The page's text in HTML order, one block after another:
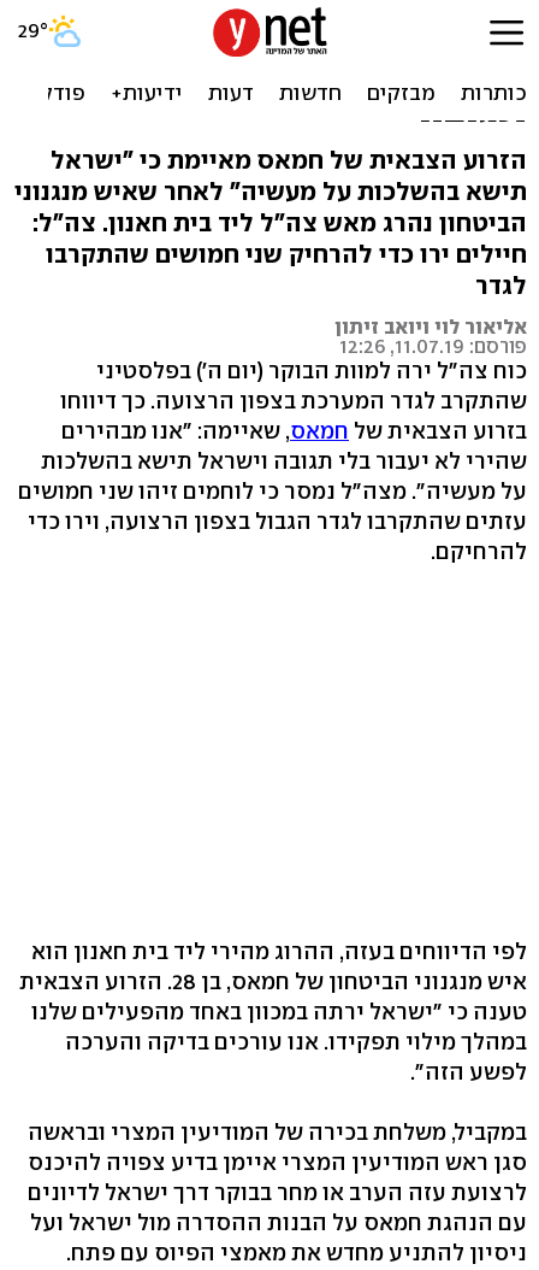
צה"ל ירה למוות באיש חמאס
בגבול עזה: "לא יעבור בלי
תגובה"
הזרוע הצבאית של חמאס מאיימת כי "ישראל
תישא בהשלכות על מעשיה" לאחר שאיש מנגנוני
הביטחון נהרג מאש צה"ל ליד בית חאנון. צה"ל:
חיילים ירו כדי להרחיק שני חמושים שהתקרבו
לגדר
אליאור לוי ויואב זיתון
פורסם: 11.07.19, 12:26
כוח צה"ל ירה למוות הבוקר (יום ה') בפלסטיני
שהתקרב לגדר המערכת בצפון הרצועה. כך דיווחו
בזרוע הצבאית של חמאס, שאיימה: "אנו מבהירים
שהירי לא יעבור בלי תגובה וישראל תישא בהשלכות
על מעשיה". מצה"ל נמסר כי לוחמים זיהו שני חמושים
עזתים שהתקרבו לגדר הגבול בצפון הרצועה, וירו כדי
להרחיקם.
לפי הדיווחים בעזה, ההרוג מהירי ליד בית חאנון הוא
איש מנגנוני הביטחון של חמאס, בן 28. הזרוע הצבאית
טענה כי "ישראל ירתה במכוון באחד מהפעילים שלנו
במהלך מילוי תפקידו. אנו עורכים בדיקה והערכה
לפשע הזה".
במקביל, משלחת בכירה של המודיעין המצרי ובראשה
סגן ראש המודיעין המצרי איימן בדיע צפויה להיכנס
לרצועת עזה הערב או מחר בבוקר דרך ישראל לדיונים
עם הנהגת חמאס על הבנות ההסדרה מול ישראל ועל
ניסיון להתניע מחדש את מאמצי הפיוס עם פתח.